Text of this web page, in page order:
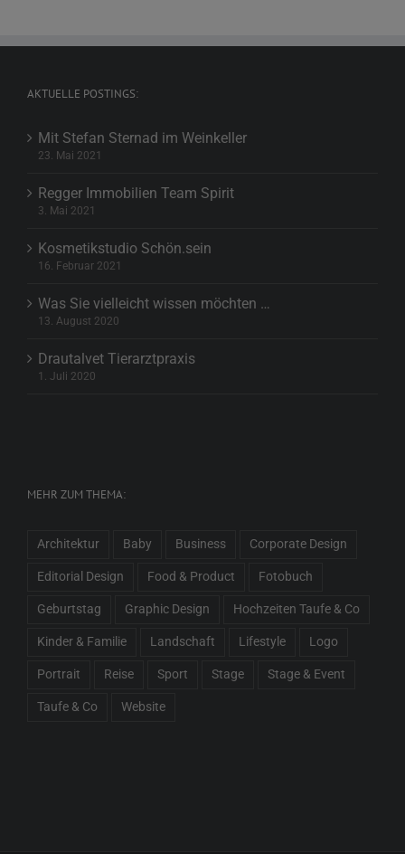
AKTUELLE POSTINGS:
Mit Stefan Sternad im Weinkeller
23. Mai 2021
Regger Immobilien Team Spirit
3. Mai 2021
Kosmetikstudio Schön.sein
16. Februar 2021
Was Sie vielleicht wissen möchten …
13. August 2020
Drautalvet Tierarztpraxis
1. Juli 2020
MEHR ZUM THEMA:
Architektur Baby Business Corporate Design
Editorial Design Food & Product Fotobuch
Geburtstag Graphic Design Hochzeiten Taufe & Co
Kinder & Familie Landschaft Lifestyle Logo
Portrait Reise Sport Stage Stage & Event
Taufe & Co Website